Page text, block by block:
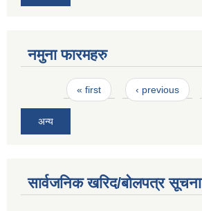
नमुना फारमहरु
Pages« first ‹ previous
अन्य
सार्वजनिक खरिद/बोलपत्र सूचना